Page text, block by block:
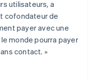
utilisateurs, a
cofondateur de
payer avec une
monde pourra payer
contact. »